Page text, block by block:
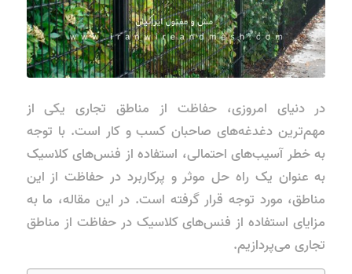
در دنیای امروزی، حفاظت از مناطق تجاری یکی از
مهم‌ترین دغدغه‌های صاحبان کسب و کار است. با توجه
به خطر آسیب‌های احتمالی، استفاده از فنس‌های کلاسیک
به عنوان یک راه حل موثر و پرکاربرد در حفاظت از این
مناطق، مورد توجه قرار گرفته است. در این مقاله، ما به
مزایای استفاده از فنس‌های کلاسیک در حفاظت از مناطق
تجاری می‌پردازیم.